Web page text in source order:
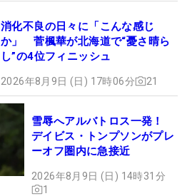
消化不良の日々に「こんな感じ
か」 菅楓華が北海道で“憂さ晴ら
し”の4位フィニッシュ
2026年8月9日 (日) 17時06分 21
雪辱へアルバトロス一発！
デイビス・トンプソンがプレ
ーオフ圏内に急接近
2026年8月9日 (日) 14時31分
1